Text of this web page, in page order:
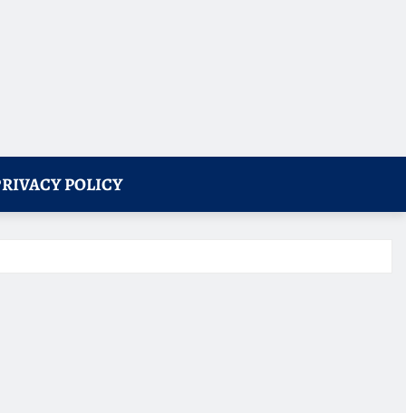
POLICY